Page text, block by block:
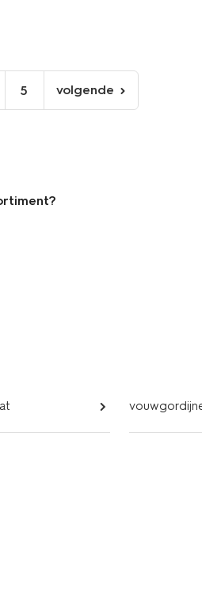
5
volgende
pagina
volgende